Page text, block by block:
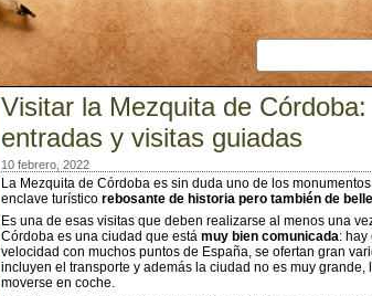
Visitar la Mezquita de
entradas y visitas guiadas
10 febrero, 2022
La Mezquita de Córdoba es sin duda uno de los
enclave turístico rebosante de historia pero también de
Es una de esas visitas que deben realizarse al menos una
Córdoba es una ciudad que está muy bien comunicada: hay
velocidad con muchos puntos de España, se ofertan gran
incluyen el transporte y además la ciudad no es muy
moverse en coche.